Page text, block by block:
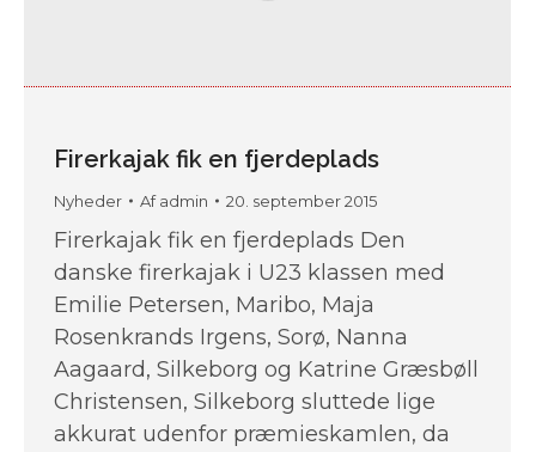
Firerkajak fik en fjerdeplads
Nyheder Afadmin 20. september 2015
Firerkajak fik en fjerdeplads Den
danske firerkajak i U23 klassen med
Emilie Petersen, Maribo, Maja
Rosenkrands Irgens, Sorø, Nanna
Aagaard, Silkeborg og Katrine Græsbøll
Christensen, Silkeborg sluttede lige
akkurat udenfor præmieskamlen, da